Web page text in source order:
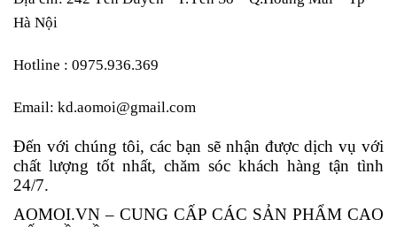
Hà Nội
Hotline : 0975.936.369
Email: kd.aomoi@gmail.com
Đến với chúng tôi, các bạn sẽ nhận được dịch vụ với
chất lượng tốt nhất, chăm sóc khách hàng tận tình
24/7.
AOMOI.VN – CUNG CẤP CÁC SẢN PHẨM CAO